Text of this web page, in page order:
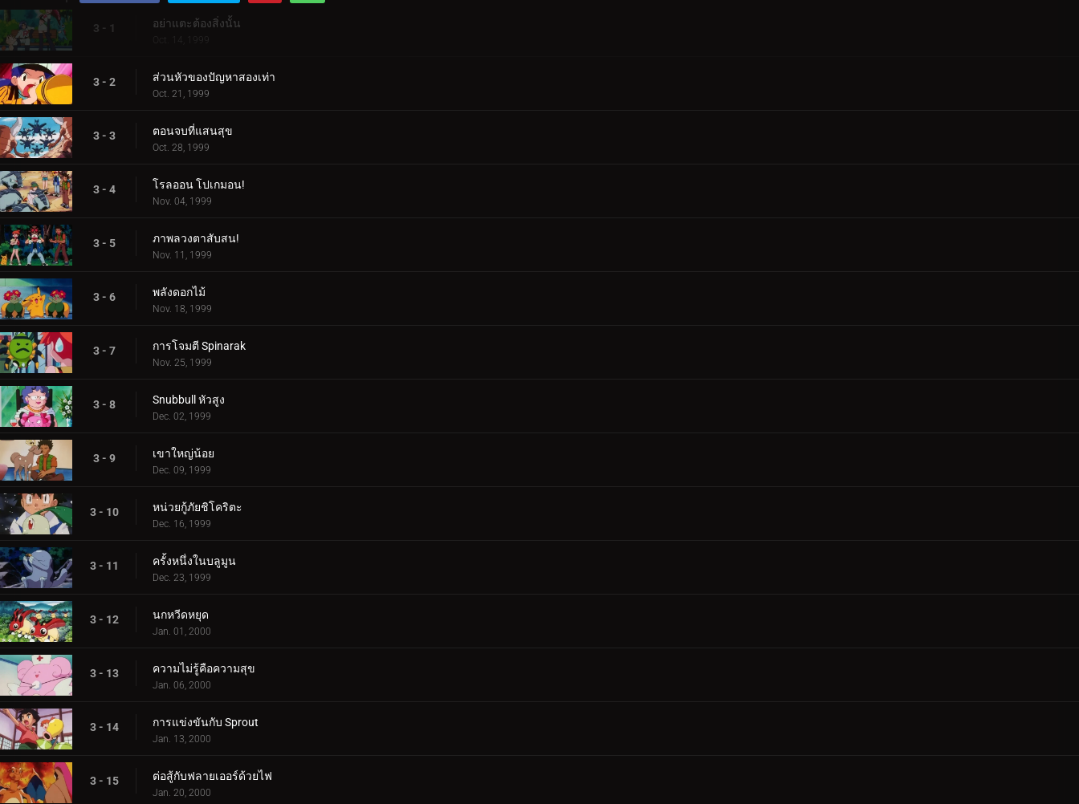
3 - 1 อย่าแตะต้องสิ่งนั้น
Oct. 14, 1999
3 - 2 ส่วนหัวของปัญหาสองเท่า
Oct. 21, 1999
3 - 3 ตอนจบที่แสนสุข
Oct. 28, 1999
3 - 4 โรลออน โปเกมอน!
Nov. 04, 1999
3 - 5 ภาพลวงตาสับสน!
Nov. 11, 1999
3 - 6 พลังดอกไม้
Nov. 18, 1999
3 - 7 การโจมตี Spinarak
Nov. 25, 1999
3 - 8 Snubbull หัวสูง
Dec. 02, 1999
3 - 9 เขาใหญ่น้อย
Dec. 09, 1999
3 - 10 หน่วยกู้ภัยชิโคริตะ
Dec. 16, 1999
3 - 11 ครั้งหนึ่งในบลูมูน
Dec. 23, 1999
3 - 12 นกหวีดหยุด
Jan. 01, 2000
3 - 13 ความไม่รู้คือความสุข
Jan. 06, 2000
3 - 14 การแข่งขันกับ Sprout
Jan. 13, 2000
3 - 15 ต่อสู้กับฟลายเออร์ด้วยไฟ
Jan. 20, 2000